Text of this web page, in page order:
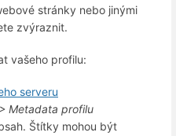
stránky nebo jinými
zvýraznit.
vašeho profilu:
serveru
Metadata profilu
Štítky mohou být